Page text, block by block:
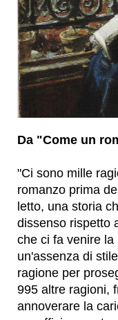
Da "Come un
"Ci sono mille
romanzo prima
letto, una storia
dissenso rispetto
che ci fa venire
un'assenza di
ragione per
995 altre ragioni,
annoverare la